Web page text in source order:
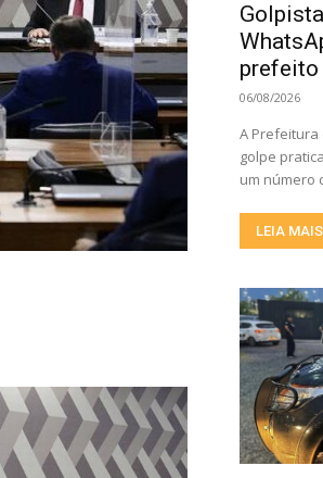
prefeito
06/08/2026
A Prefeitura
golpe
um número
LEIA MAIS